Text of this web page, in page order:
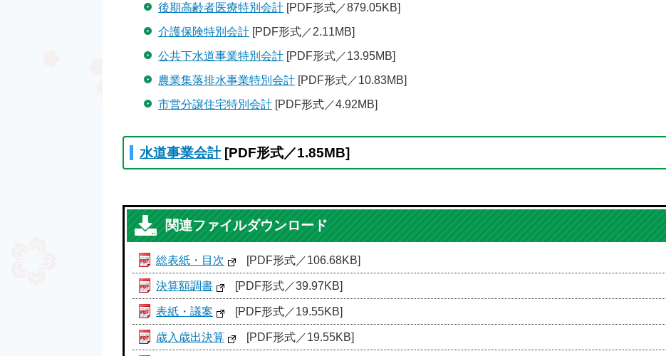
後期高齢者医療特別会計 [PDF形式／879.05KB]
介護保険特別会計 [PDF形式／2.11MB]
公共下水道事業特別会計 [PDF形式／13.95MB]
農業集落排水事業特別会計 [PDF形式／10.83MB]
市営分譲住宅特別会計 [PDF形式／4.92MB]
水道事業会計[PDF形式／1.85MB]
関連ファイルダウンロード
総表紙・目次 [PDF形式／106.68KB]
決算額調書 [PDF形式／39.97KB]
表紙・議案 [PDF形式／19.55KB]
歳入歳出決算 [PDF形式／19.55KB]